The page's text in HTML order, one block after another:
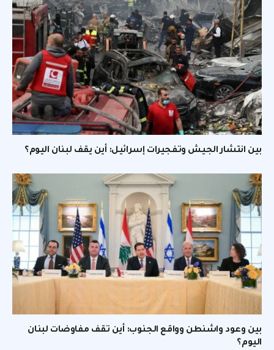
بين انتشار الجيش وتفجيرات إسرائيل: أين يقف لبنان اليوم؟
بين وعود واشنطن وواقع الجنوب: أين تقف مفاوضات لبنان
اليوم؟